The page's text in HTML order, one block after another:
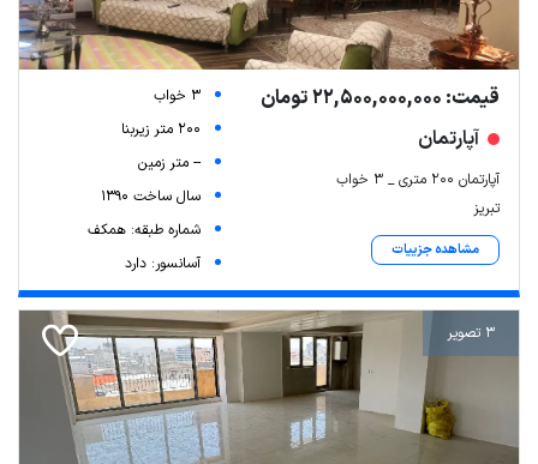
قیمت: 22,500,000,000 تومان
آپارتمان
آپارتمان ۲۰۰ متری _ ۳ خواب
تبریز
مشاهده جزییات
3 خواب
200 متر زیربنا
-- متر زمین
سال ساخت 1390
شماره طبقه: همکف
آسانسور: دارد
3 تصویر